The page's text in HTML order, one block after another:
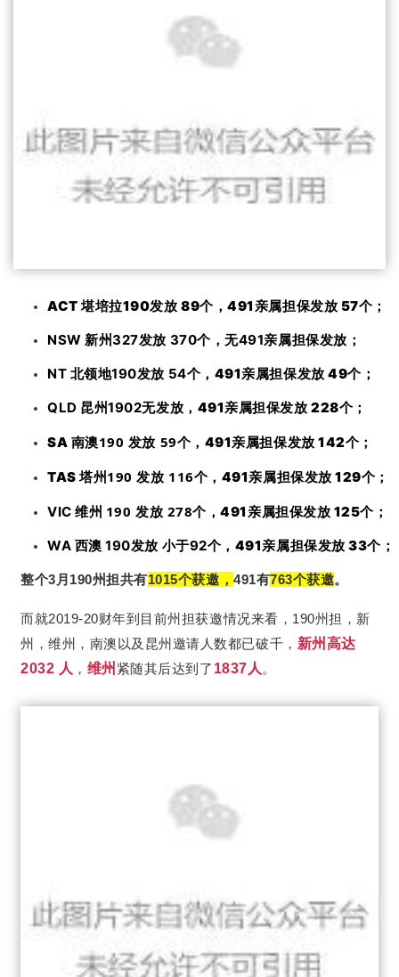
ACT 堪培拉190发放 89个，491亲属担保发放 57个；
NSW 新州327发放 370个，无491亲属担保发放；
NT 北领地190发放 54个， 491亲属担保发放 49个；
QLD 昆州1902无发放， 491亲属担保发放 228个；
SA 南澳190 发放 59个， 491亲属担保发放 142个；
TAS 塔州190 发放 116个， 491亲属担保发放 129个；
VIC 维州 190 发放 278个，491亲属担保发放 125个；
WA 西澳 190发放 小于92个， 491亲属担保发放 33个；
整个3月190州担共有1015个获邀 ，491有763个获邀。
而就2019-20财年到目前州担获邀情况来看，190州担，新
州，维州，南澳以及昆州邀请人数都已破千， 新州高达
2032 人 ， 维州 紧随其后达到了 1837人 。